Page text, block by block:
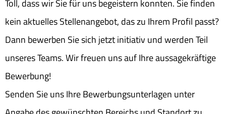
Toll, dass wir Sie für uns begeistern konnten. Sie finden
kein aktuelles Stellenangebot, das zu Ihrem Profil passt?
Dann bewerben Sie sich jetzt initiativ und werden Teil
unseres Teams. Wir freuen uns auf Ihre aussagekräftige
Bewerbung!
Senden Sie uns Ihre Bewerbungsunterlagen unter